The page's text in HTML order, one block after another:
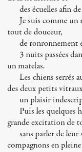
des écuelles afin
Je suis comme un
tout de douceur,
de ronronnement
3 nuits passées
un matelas.
Les chiens serrés
des deux petits
un plaisir
Puis les quelques
grande excitation de
sans parler de
compagnons en